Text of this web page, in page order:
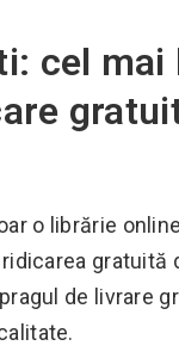
cel
o librărie
de livrare